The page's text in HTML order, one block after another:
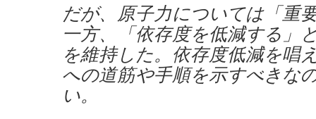
だが、原子力については「重
一方、「依存度を低減する」
を維持した。依存度低減を唱
への道筋や手順を示すべきな
い。